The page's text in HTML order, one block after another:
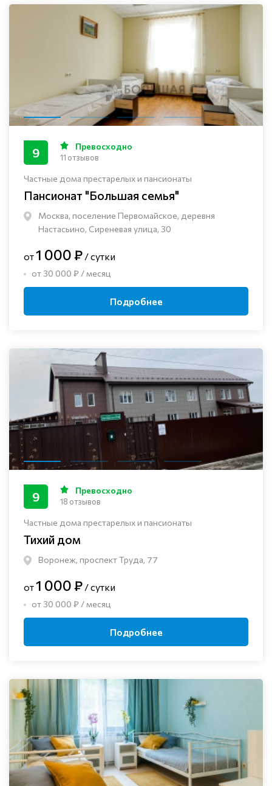
Частные дома престарелых и пансионаты
Пансионат "Большая семья"
Москва, поселение Первомайское, деревня
Настасьино, Сиреневая улица, 30
9 Превосходно
11 отзывов
от1 000 ₽ / сутки
от 30 000 ₽ / месяц
Подробнее
Частные дома престарелых и пансионаты
Тихий дом
Воронеж, проспект Труда, 77
9 Превосходно
18 отзывов
от1 000 ₽ / сутки
от 30 000 ₽ / месяц
Подробнее